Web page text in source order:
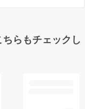
らもチェックし